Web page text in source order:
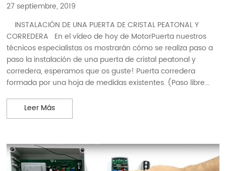
27 septiembre, 2019
INSTALACIÓN DE UNA PUERTA DE CRISTAL PEATONAL Y
CORREDERA En el vídeo de hoy de MotorPuerta nuestros
técnicos especialistas os mostrarán cómo se realiza paso a
paso la instalación de una puerta de cristal peatonal y
corredera, esperamos que os guste! Puerta corredera
formada por una hoja de medidas existentes. (Paso libre...
Leer MásINSTALACIÓN DE UNA PUERTA DE CRISTAL